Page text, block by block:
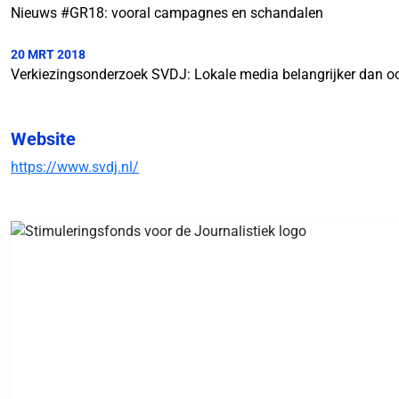
Nieuws #GR18: vooral campagnes en schandalen
20 MRT 2018
Verkiezingsonderzoek SVDJ: Lokale media belangrijker dan
Website
https://www.svdj.nl/